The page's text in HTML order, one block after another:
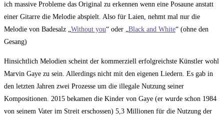
ich massive Probleme das Original zu erkennen wenn eine Posaune anstatt
einer Gitarre die Melodie abspielt. Also für Laien, nehmt mal nur die
Melodie von Badesalz „Without you“ oder „Black and White“ (ohne den
Gesang)
Hinsichtlich Melodien scheint der kommerziell erfolgreichste Künstler wohl
Marvin Gaye zu sein. Allerdings nicht mit den eigenen Liedern. Es gab in
den letzten Jahren zwei Prozesse um die illegale Nutzung seiner
Kompositionen. 2015 bekamen die Kinder von Gaye (er wurde schon 1984
von seinem Vater im Streit erschossen) 5,3 Millionen für die Nutzung der